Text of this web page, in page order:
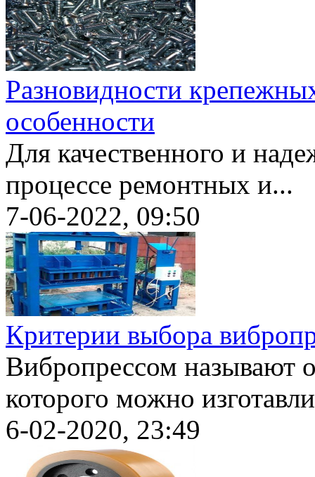
Разновидности
особенности
Для качественного и
процессе ремонтных и...
7-06-2022, 09:50
Критерии выбора
Вибропрессом называют
которого можно
6-02-2020, 23:49